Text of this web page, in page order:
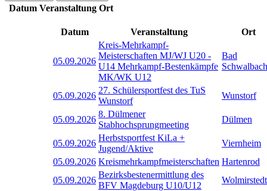
Datum Veranstaltung Ort
Datum Veranstaltung Ort
05.09.2026
Kreis-Mehrkampf-
Meisterschaften MJ/WJ U20 -
U14 Mehrkampf-Bestenkämpfe
MK/WK U12
Bad
Schwalbach
05.09.2026
27. Schülersportfest des TuS
Wunstorf
Wunstorf
05.09.2026
8. Dülmener
Stabhochsprungmeeting
Dülmen
05.09.2026
Herbstsportfest KiLa +
Jugend/Aktive
Viernheim
05.09.2026 Kreismehrkampfmeisterschaften Hartenrod
05.09.2026
Bezirksbestenermittlung des
BFV Magdeburg U10/U12
Wolmirstedt